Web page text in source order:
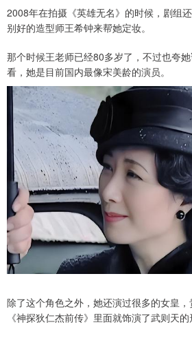
2008年在拍摄《英雄无名》的时候，剧组
别好的造型师王希钟来帮她定妆。
那个时候王老师已经80多岁了，不过也夸
看，她是目前国内最像宋美龄的演员。
除了这个角色之外，她还演过很多的女皇
《神探狄仁杰前传》里面就饰演了武则天的